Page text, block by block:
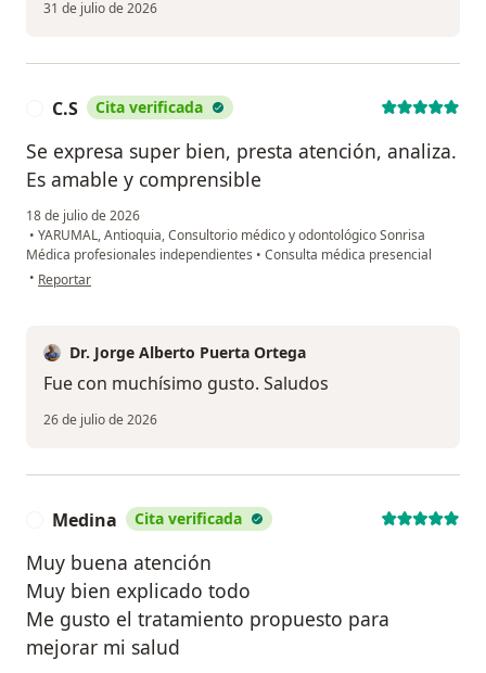
31 de julio de 2026
C.S Cita verificada
Se expresa super bien, presta atención, analiza.
Es amable y comprensible
18 de julio de 2026
• YARUMAL, Antioquia, Consultorio médico y odontológico Sonrisa
Médica profesionales independientes • Consulta médica presencial
• en opinión del usuario C.S
Reportar
Dr. Jorge Alberto Puerta Ortega
Fue con muchísimo gusto. Saludos
26 de julio de 2026
Medina Cita verificada
Muy buena atención
Muy bien explicado todo
Me gusto el tratamiento propuesto para
mejorar mi salud